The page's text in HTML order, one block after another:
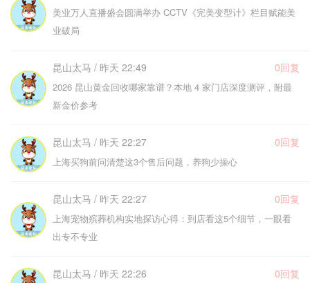
美业万人直播盛会圆满举办 CCTV《完美变型计》栏目赋能美
业破局
昆山太马 / 昨天 22:49 0回复
2026 昆山黄金回收哪家靠谱？本地 4 家门店深度测评，附最
新金价参考
昆山太马 / 昨天 22:27 0回复
上海买狗前问清楚这3个售后问题，养狗少操心
昆山太马 / 昨天 22:27 0回复
上海宠物殡葬机构实地探访心得：到店看这5个细节，一眼看
出专不专业
昆山太马 / 昨天 22:26 0回复